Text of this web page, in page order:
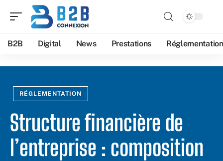
B2B Digital News Prestations Réglementation
RÉGLEMENTATION
Structure financière de
l’entreprise : composition